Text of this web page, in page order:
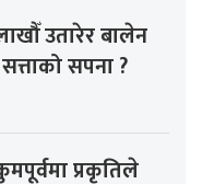
उतारेर बालेन
सपना ?
प्रकृतिले